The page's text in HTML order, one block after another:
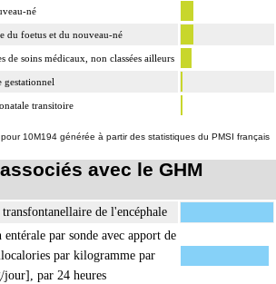
né
du foetus et du nouveau-né
de soins médicaux, non classées ailleurs
gestationnel
transitoire
10M194 générée à partir des statistiques du PMSI français
avec le GHM
de l'encéphale
par sonde avec apport de
par kilogramme par
par 24 heures